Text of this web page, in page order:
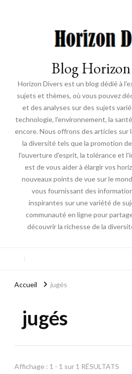
Blog
Horizon Divers est un blog dédié à
sujets et thèmes, où vous pouvez
et des analyses sur des sujets
technologie, l'environnement, la
encore. Nous offrons des articles
la diversité tels que la promotion
l'ouverture d'esprit, la tolérance et
est de vous aider à élargir vos
nouveaux points de vue sur le
vous fournissant des
inspirantes sur une variété de
communauté en ligne pour
découvrir la richesse de la
Accueil jugés
jugés
Affichage : 1 - 1 sur 1 RÉSULTATS